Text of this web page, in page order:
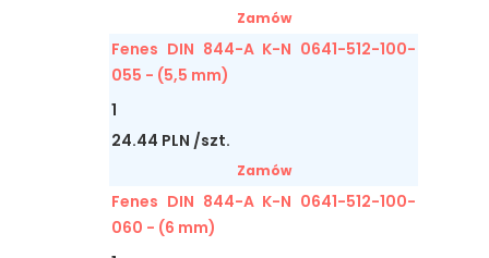
Zamów
Fenes DIN 844-A K-N 0641-512-100-
055 - (5,5 mm)
1
24.44 PLN /szt.
Zamów
Fenes DIN 844-A K-N 0641-512-100-
060 - (6 mm)